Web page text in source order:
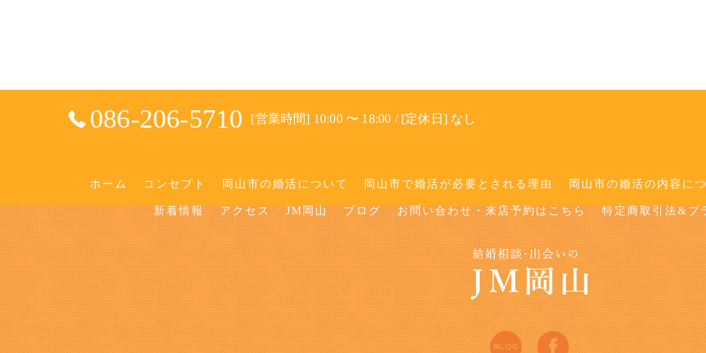
086-206-5710 [営業時間] 10:00 〜 18:00 / [定休日] なし
ホーム コンセプト 岡山市の婚活について 岡山市で婚活が必要とされる理由 岡山市の婚活の内容に
新着情報 アクセス JM岡山 ブログ お問い合わせ・来店予約はこちら 特定商取引法&プ